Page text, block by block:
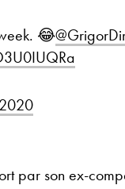
😂
par son ex-